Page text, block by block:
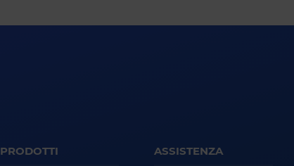
PRODOTTI ASSISTENZA